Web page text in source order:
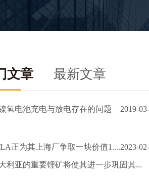
文章 最新文章
氢电池充电与放电存在的问题 2019-
正为其上海厂争取一块价值1....2023-
利亚的重要锂矿将使其进一步巩固其...